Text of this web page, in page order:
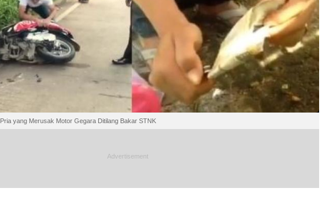
yang Merusak Motor Gegara Ditilang Bakar STNK